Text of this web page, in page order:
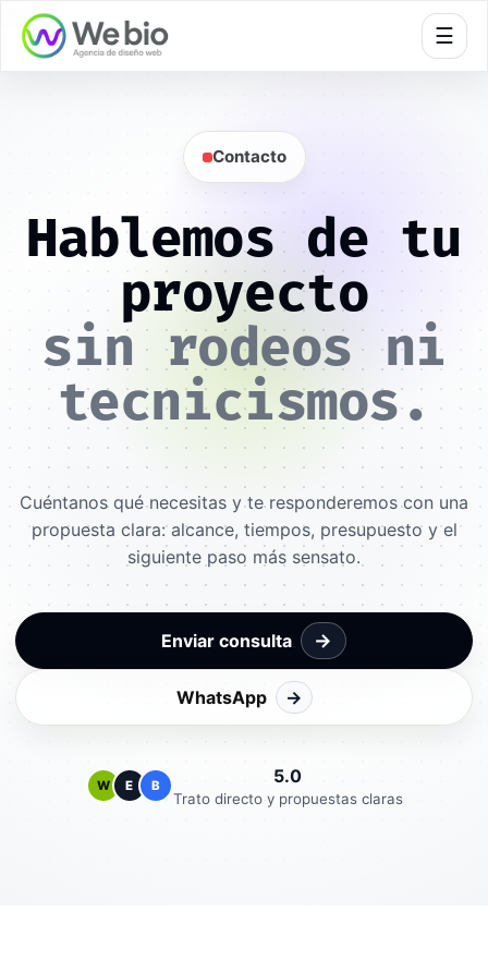
☰
Contacto
Hablemos de tu
proyecto
sin rodeos ni
tecnicismos.
Cuéntanos qué necesitas y te responderemos con una
propuesta clara: alcance, tiempos, presupuesto y el
siguiente paso más sensato.
Enviar consulta →
WhatsApp →
W E B 5.0
Trato directo y propuestas claras